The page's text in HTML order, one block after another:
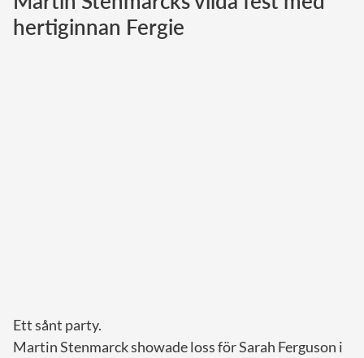
Norska kungahuset
hertiginnan Fergie
Ett sånt party.
Martin Stenmarck showade loss för Sarah Ferguson i